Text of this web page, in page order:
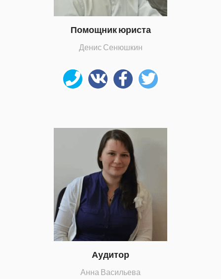
Помощник юриста
Денис Сенюшкин
Аудитор
Анна Васильева